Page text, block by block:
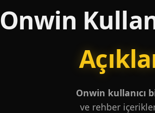
Onwin
Onwin kullanıcı
ve rehber